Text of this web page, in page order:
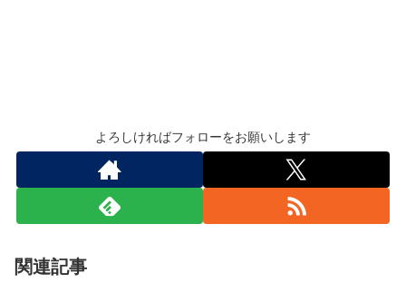
よろしければフォローをお願いします
関連記事